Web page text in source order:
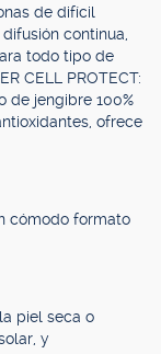
de difícil
continua,
todo tipo de
CELL PROTECT:
de jengibre 100%
ofrece
cómodo formato
piel seca o
y